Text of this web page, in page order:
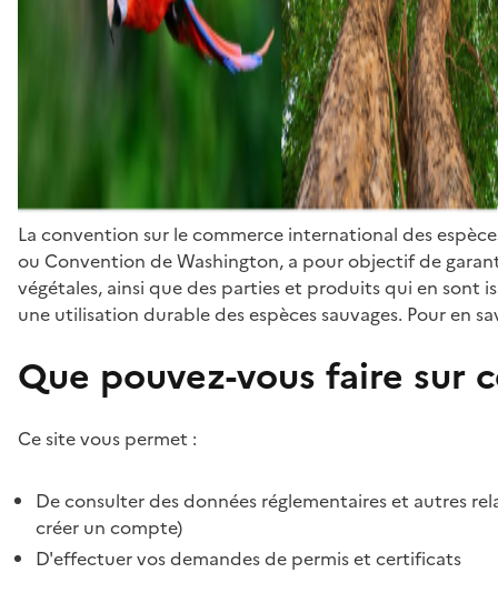
La convention sur le commerce international des
ou Convention de Washington, a pour objectif de
végétales, ainsi que des parties et produits qui en sont
une utilisation durable des espèces sauvages. Pour en
Que pouvez-vous faire sur
Ce site vous permet :
De consulter des données réglementaires et autres
créer un compte)
D'effectuer vos demandes de permis et certificats